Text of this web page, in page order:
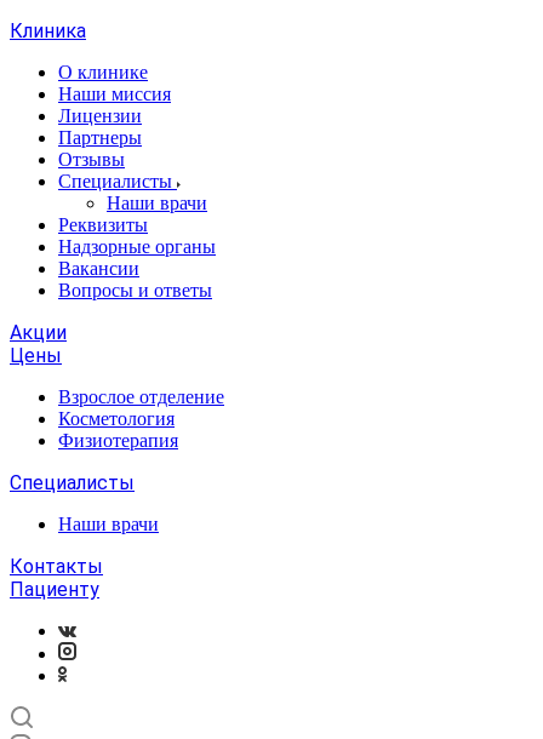
Клиника
О клинике
Наши миссия
Лицензии
Партнеры
Отзывы
Специалисты
Наши врачи
Реквизиты
Надзорные органы
Вакансии
Вопросы и ответы
Акции
Цены
Взрослое отделение
Косметология
Физиотерапия
Специалисты
Наши врачи
Контакты
Пациенту